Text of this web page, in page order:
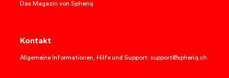
Das Magazin von Spheriq
Kontakt
Allgemeine Informationen, Hilfe und Support: support@spheriq.ch